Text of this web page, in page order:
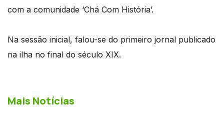
com a comunidade ‘Chá Com História’.
Na sessão inicial, falou-se do primeiro jornal publicado
na ilha no final do século XIX.
Mais Notícias